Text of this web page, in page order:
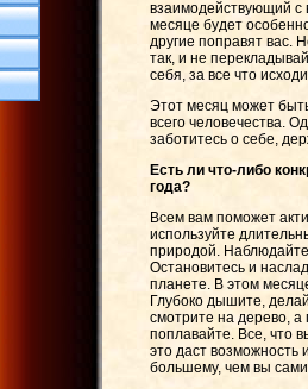
взаимодействующий с
месяце будет
другие поправят вас.
так, и не
себя, за все что
Этот месяц может
всего человечества.
заботитесь о себе,
Есть ли что-либо
года?
Всем вам поможет
используйте
природой.
Остановитесь и
планете. В этом
Глубоко дышите,
смотрите на дерево, а
поплавайте. Все, что
это даст возможность
большему, чем вы